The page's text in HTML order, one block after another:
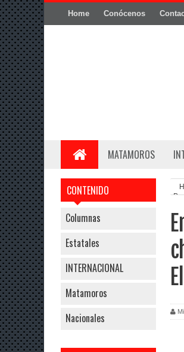
Home Conócenos
MATAMOROS
CONTENIDO
Columnas
Estatales
INTERNACIONAL
Matamoros
Nacionales